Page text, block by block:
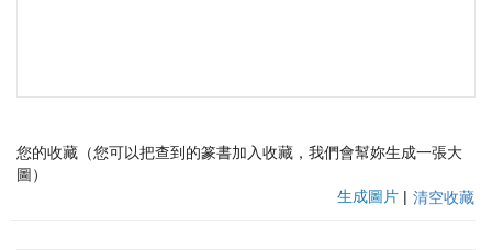
您的收藏（您可以把查到的篆書加入收藏，我們會幫妳生成一張大
圖）
生成圖片 | 清空收藏